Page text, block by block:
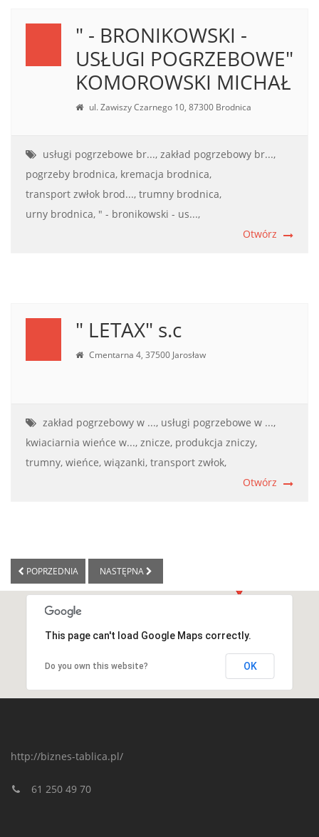
" - BRONIKOWSKI -
USŁUGI POGRZEBOWE"
KOMOROWSKI MICHAŁ
ul. Zawiszy Czarnego 10, 87300 Brodnica
usługi pogrzebowe br..., zakład pogrzebowy br...,
pogrzeby brodnica, kremacja brodnica,
transport zwłok brod..., trumny brodnica,
urny brodnica, " - bronikowski - us...,
Otwórz
" LETAX" s.c
Cmentarna 4, 37500 Jarosław
zakład pogrzebowy w ..., usługi pogrzebowe w ...,
kwiaciarnia wieńce w..., znicze, produkcja zniczy,
trumny, wieńce, wiązanki, transport zwłok,
Otwórz
POPRZEDNIA NASTĘPNA
This page can't load Google Maps correctly.
Do you own this website? OK
http://biznes-tablica.pl/
61 250 49 70